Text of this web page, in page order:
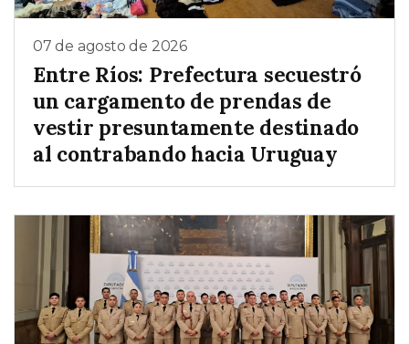
07 de agosto de 2026
Entre Ríos: Prefectura secuestró
un cargamento de prendas de
vestir presuntamente destinado
al contrabando hacia Uruguay